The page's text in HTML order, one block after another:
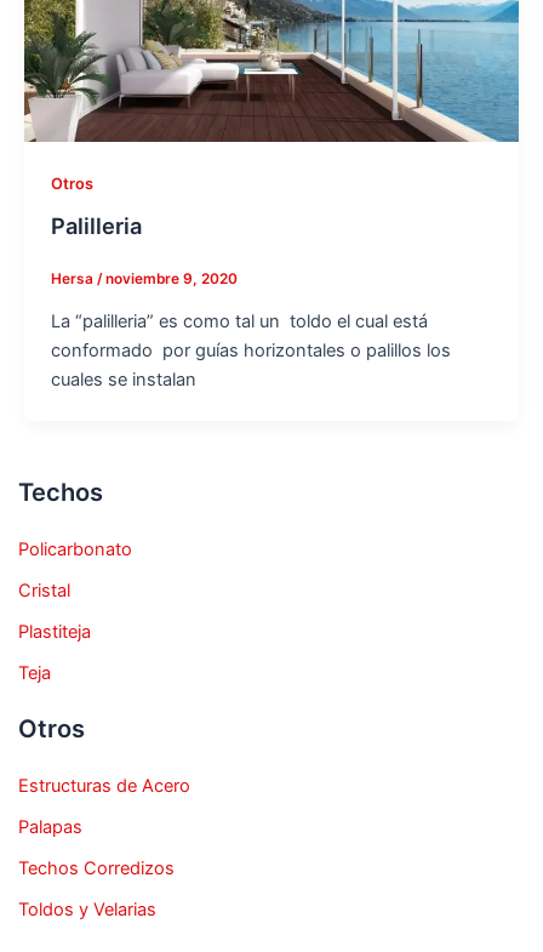
Otros
Palilleria
Hersa /noviembre 9, 2020
La “palilleria” es como tal un toldo el cual está
conformado por guías horizontales o palillos los
cuales se instalan
Techos
Policarbonato
Cristal
Plastiteja
Teja
Otros
Estructuras de Acero
Palapas
Techos Corredizos
Toldos y Velarias